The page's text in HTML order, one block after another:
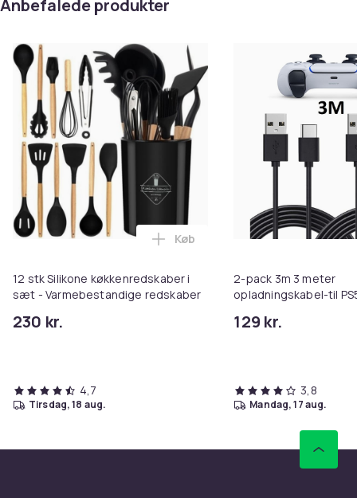
Anbefalede produkter
12 stk Silikone køkkenredskaber i
sæt - Varmebestandige redskaber
230 kr.
Læg 12 stk Silikone
Køb
4,7
tirsdag, 18 aug.
2-pack 3m 3 meter
opladningskabel-til
129 kr.
3,8
mandag, 17 aug.